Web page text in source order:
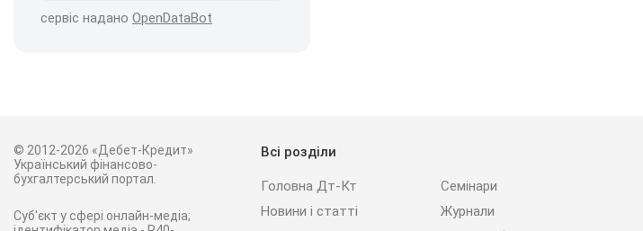
сервіс надано OpenDataBot
© 2012-2026 «Дебет-Кредит»
Український фінансово-
бухгалтерський портал.
Суб'єкт у сфері онлайн-медіа;
Всі розділи
Головна Дт-Кт
Новини і статті
Семінари
Журнали